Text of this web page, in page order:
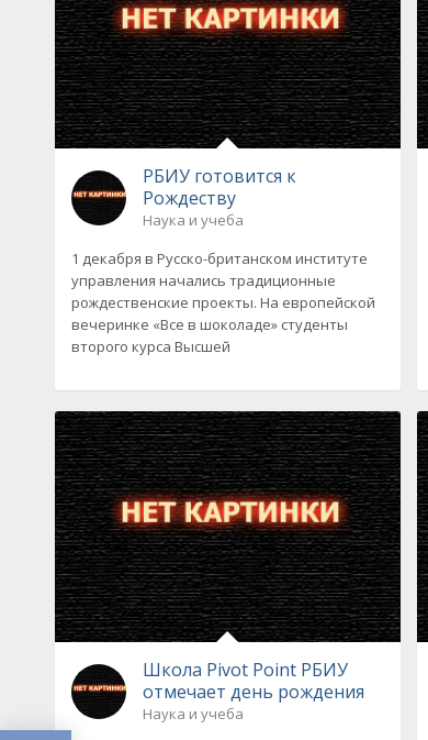
РБИУ готовится к
Рождеству
Наука и учеба
1 декабря в Русско-британском институте
управления начались традиционные
рождественские проекты. На европейской
вечеринке «Все в шоколаде» студенты
второго курса Высшей
Школа Pivot Point РБИУ
отмечает день рождения
Наука и учеба